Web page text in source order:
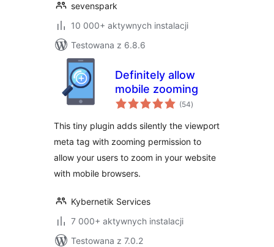
sevenspark
10 000+ aktywnych instalacji
Testowana z 6.8.6
Definitely allow
mobile zooming
(54wszystkich
ocen
)
This tiny plugin adds silently the viewport
meta tag with zooming permission to
allow your users to zoom in your website
with mobile browsers.
Kybernetik Services
7 000+ aktywnych instalacji
Testowana z 7.0.2